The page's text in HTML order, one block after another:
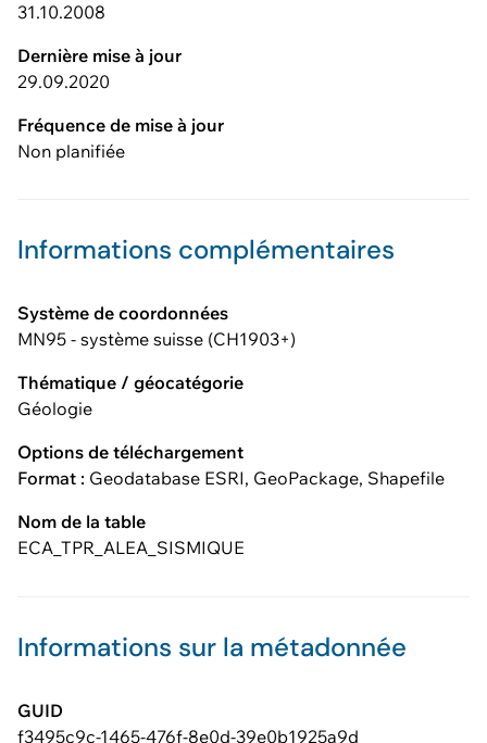
31.10.2008
Dernière mise à jour
29.09.2020
Fréquence de mise à jour
Non planifiée
Informations complémentaires
Système de coordonnées
MN95 - système suisse (CH1903+)
Thématique / géocatégorie
Géologie
Options de téléchargement
Format : Geodatabase ESRI, GeoPackage, Shapefile
Nom de la table
ECA_TPR_ALEA_SISMIQUE
Informations sur la métadonnée
GUID
f3495c9c-1465-476f-8e0d-39e0b1925a9d